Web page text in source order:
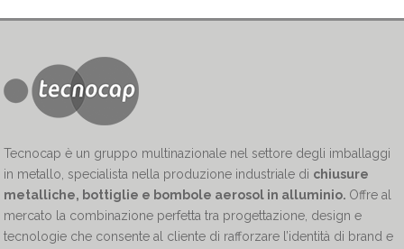
Tecnocap è un gruppo multinazionale nel settore degli imballaggi
in metallo, specialista nella produzione industriale di chiusure
metalliche, bottiglie e bombole aerosol in alluminio. Offre al
mercato la combinazione perfetta tra progettazione, design e
tecnologie che consente al cliente di rafforzare l’identità di brand e